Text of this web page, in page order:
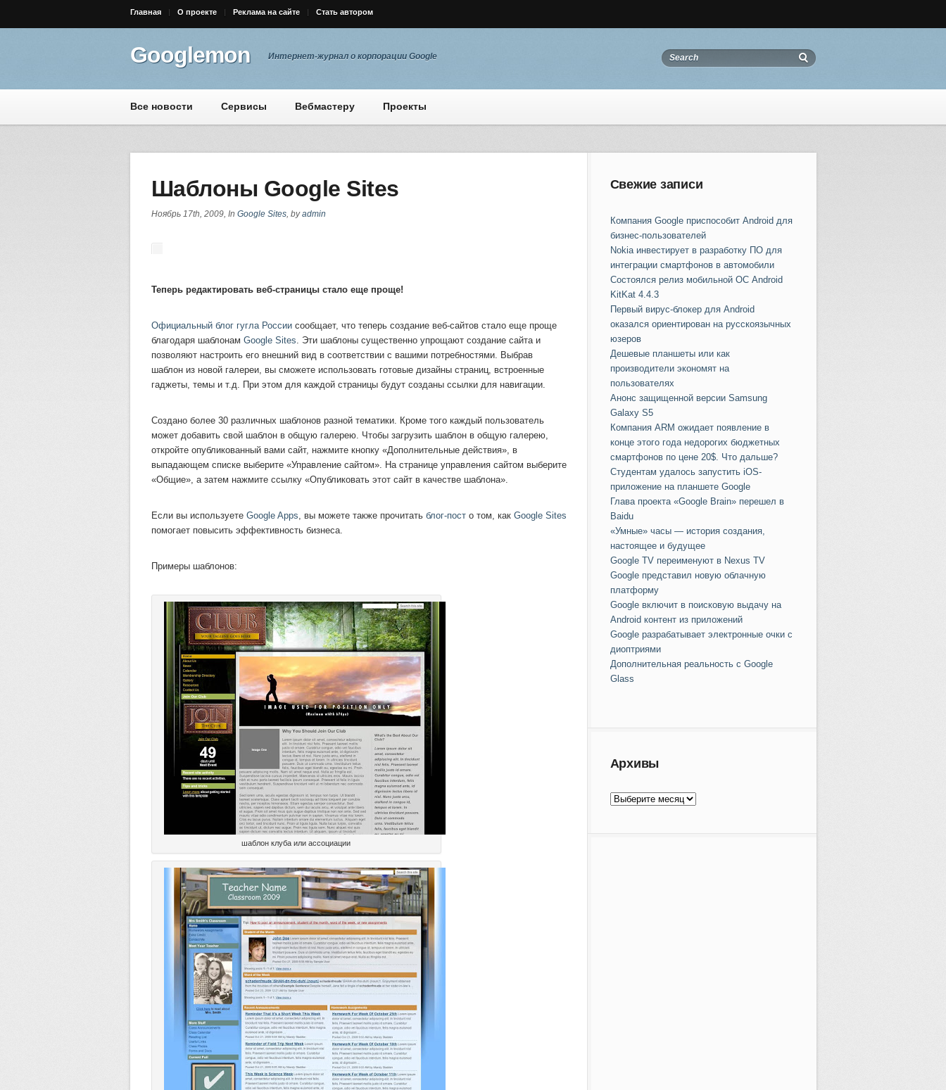
Главная О проекте Реклама на сайте Стать автором
Googlemon Интернет-журнал о корпорации Google
Все новости Сервисы Вебмастеру Проекты
Шаблоны Google Sites
Ноябрь 17th, 2009, In Google Sites, byadmin
Теперь редактировать веб-страницы стало еще проще!
Официальный блог гугла Россиисообщает, что теперь создание веб-сайтов стало еще проще
благодаря шаблонам Google Sites. Эти шаблоны существенно упрощают создание сайта и
позволяют настроить его внешний вид в соответствии с вашими потребностями. Выбрав
шаблон из новой галереи, вы сможете использовать готовые дизайны страниц, встроенные
гаджеты, темы и т.д. При этом для каждой страницы будут созданы ссылки для навигации.
Создано более 30 различных шаблонов разной тематики. Кроме того каждый пользователь
может добавить свой шаблон в общую галерею. Чтобы загрузить шаблон в общую галерею,
откройте опубликованный вами сайт, нажмите кнопку «Дополнительные действия», в
выпадающем списке выберите «Управление сайтом». На странице управления сайтом выберите
«Общие», а затем нажмите ссылку «Опубликовать этот сайт в качестве шаблона».
Если вы используете Google Apps, вы можете также прочитать блог-посто том, как Google Sites
помогает повысить эффективность бизнеса.
Примеры шаблонов:
шаблон клуба или ассоциации
Свежие записи
Компания Google приспособит Android для
бизнес-пользователей
Nokia инвестирует в разработку ПО для
интеграции смартфонов в автомобили
Состоялся релиз мобильной ОС Android
KitKat 4.4.3
Первый вирус-блокер для Android
оказался ориентирован на русскоязычных
юзеров
Дешевые планшеты или как
производители экономят на
пользователях
Анонс защищенной версии Samsung
Galaxy S5
Компания ARM ожидает появление в
конце этого года недорогих бюджетных
смартфонов по цене 20$. Что дальше?
Студентам удалось запустить iOS-
приложение на планшете Google
Глава проекта «Google Brain» перешел в
Baidu
«Умные» часы — история создания,
настоящее и будущее
Google TV переименуют в Nexus TV
Googlе представил новую облачную
платформу
Google включит в поисковую выдачу на
Android контент из приложений
Google разрабатывает электронные очки с
диоптриями
Дополнительная реальность с Google
Glass
Архивы